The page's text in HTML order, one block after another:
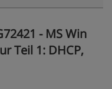
- MS Win
Teil 1: DHCP,